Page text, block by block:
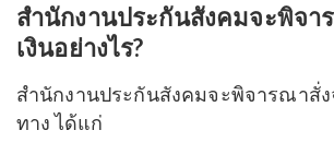
สำนักงานประกันสังคมจะพิจา
เงินอย่างไร?
สำนักงานประกันสังคมจะพิจารณาสั่ง
ทาง ได้แก่